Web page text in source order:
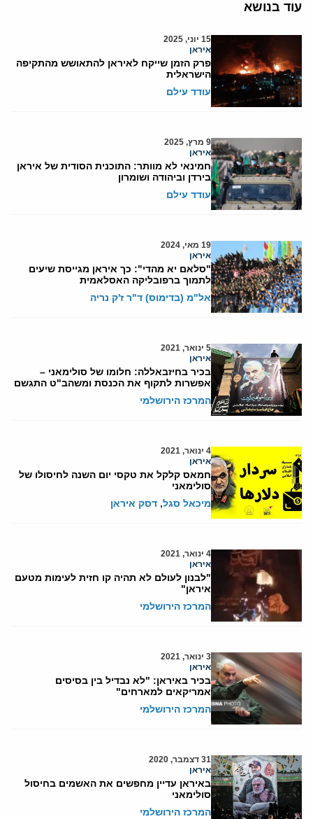
עוד בנושא
15 יוני, 2025
איראן
פרק הזמן שייקח לאיראן להתאושש מהתקיפה
הישראלית
עודד עילם
9 מרץ, 2025
איראן
חמינאי לא מוותר: התוכנית הסודית של איראן
בירדן וביהודה ושומרון
עודד עילם
19 מאי, 2024
איראן
"סלאם יא מהדי": כך איראן מגייסת שיעים
לתמוך ברפובליקה האסלאמית
אל"מ (בדימוס) ד"ר ז'ק נריה
5 ינואר, 2021
איראן
בכיר בחיזבאללה: חלומו של סולימאני –
אפשרות לתקוף את הכנסת ומשהב"ט התגשם
המרכז הירושלמי
4 ינואר, 2021
איראן
חמאס קלקל את טקסי יום השנה לחיסולו של
סולימאני
מיכאל סגל, דסק איראן
4 ינואר, 2021
איראן
"לבנון לעולם לא תהיה קו חזית לעימות מטעם
איראן"
המרכז הירושלמי
3 ינואר, 2021
איראן
בכיר באיראן: "לא נבדיל בין בסיסים
אמריקאים למארחים"
המרכז הירושלמי
31 דצמבר, 2020
איראן
באיראן עדיין מחפשים את האשמים בחיסול
סולימאני
המרכז הירושלמי